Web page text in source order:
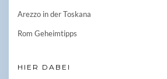
Arezzo in der Toskana
Rom Geheimtipps
HIER DABEI